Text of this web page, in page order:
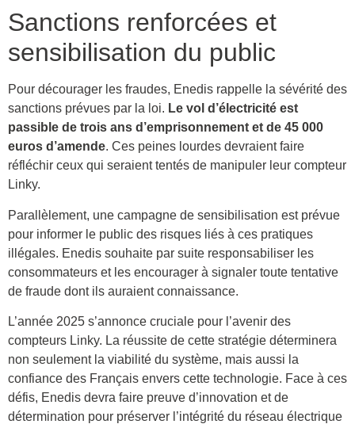
Sanctions renforcées et
sensibilisation du public
Pour décourager les fraudes, Enedis rappelle la sévérité des
sanctions prévues par la loi. Le vol d’électricité est
passible de trois ans d’emprisonnement et de 45 000
euros d’amende. Ces peines lourdes devraient faire
réfléchir ceux qui seraient tentés de manipuler leur compteur
Linky.
Parallèlement, une campagne de sensibilisation est prévue
pour informer le public des risques liés à ces pratiques
illégales. Enedis souhaite par suite responsabiliser les
consommateurs et les encourager à signaler toute tentative
de fraude dont ils auraient connaissance.
L’année 2025 s’annonce cruciale pour l’avenir des
compteurs Linky. La réussite de cette stratégie déterminera
non seulement la viabilité du système, mais aussi la
confiance des Français envers cette technologie. Face à ces
défis, Enedis devra faire preuve d’innovation et de
détermination pour préserver l’intégrité du réseau électrique